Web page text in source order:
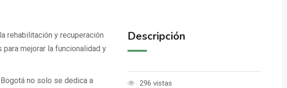
rehabilitación y recuperación
mejorar la funcionalidad y
no solo se dedica a
Descripción
296 vistas